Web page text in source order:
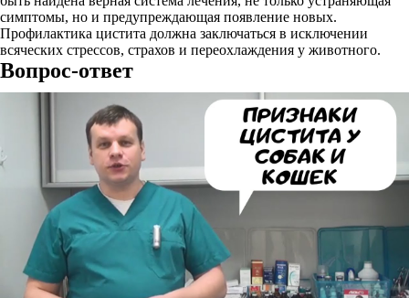
симптомы, но и предупреждающая появление новых.
Профилактика цистита должна заключаться в исключении
всяческих стрессов, страхов и переохлаждения у животного.
Вопрос-ответ